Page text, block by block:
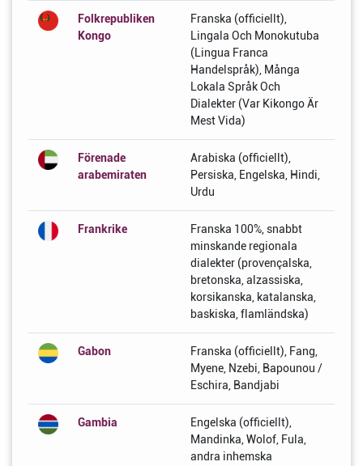
Folkrepubliken
Kongo
Franska (officiellt),
Lingala Och Monokutuba
(Lingua Franca
Handelspråk), Många
Lokala Språk Och
Dialekter (Var Kikongo Är
Mest Vida)
Förenade
arabemiraten
Arabiska (officiellt),
Persiska, Engelska, Hindi,
Urdu
Frankrike
Franska 100%, snabbt
minskande regionala
dialekter (provençalska,
bretonska, alzassiska,
korsikanska, katalanska,
baskiska, flamländska)
Gabon
Franska (officiellt), Fang,
Myene, Nzebi, Bapounou /
Eschira, Bandjabi
Gambia
Engelska (officiellt),
Mandinka, Wolof, Fula,
andra inhemska